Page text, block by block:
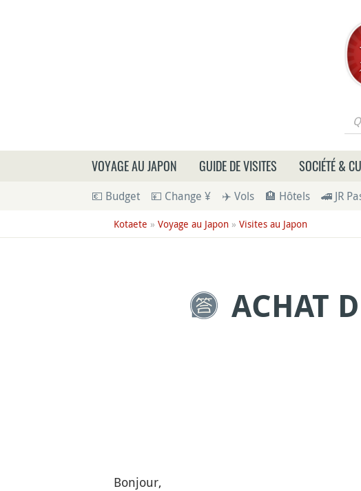
Que
VOYAGE AU JAPON GUIDE DE VISITES SOCIÉTÉ &
💶 Budget 💴 Change ¥ ✈️ Vols 🏨 Hôtels 🚄 JR
Kotaete » Voyage au Japon» Visites au Japon
ACHAT
Bonjour,